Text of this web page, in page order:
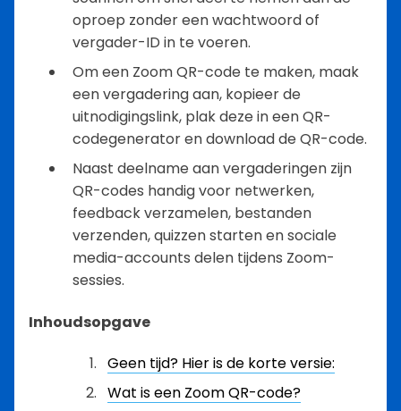
oproep zonder een wachtwoord of
vergader-ID in te voeren.
Om een Zoom QR-code te maken, maak
een vergadering aan, kopieer de
uitnodigingslink, plak deze in een QR-
codegenerator en download de QR-code.
Naast deelname aan vergaderingen zijn
QR-codes handig voor netwerken,
feedback verzamelen, bestanden
verzenden, quizzen starten en sociale
media-accounts delen tijdens Zoom-
sessies.
Inhoudsopgave
Geen tijd? Hier is de korte versie:
Wat is een Zoom QR-code?